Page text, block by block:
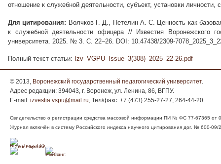
отношение к служебной деятельности, субъект, установки личности,
Для цитирования: Волчков Г. Д., Петелин А. С. Ценность как
к служебной деятельности офицера // Известия Воронежского
университета. 2025. № 3. С. 22–26. DOI: 10.47438/2309-
Полный текст статьи: Izv_VGPU_Issue_3(308)_2025_22-26.pdf
© 2013, Воронежский государственный педагогический университет.
Адрес редакции: 394043, г. Воронеж, ул. Ленина, 86, ВГПУ.
E-mail: izvestia.vspu@mail.ru, Тел/факс: +7 (473) 255-27-27, 264-44-20.
Свидетельство о регистрации средства массовой информации ПИ № ФС 77-67365 от
Журнал включён в систему Российского индекса научного цитирования дог. № 600-